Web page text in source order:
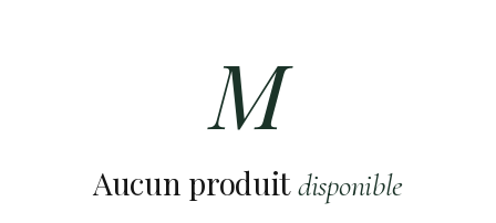
M
Aucun produitdisponible